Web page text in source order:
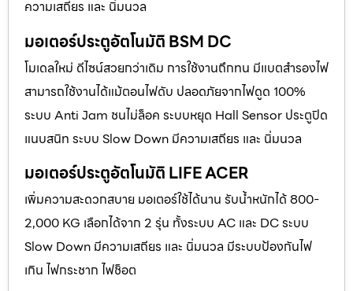
ความเสถียร และ นิ่มนวล
มอเตอร์ประตูอัตโนมัติ BSM DC
โมเดลใหม่ ดีไซน์สวยกว่าเดิม การใช้งานถึกทน มีแบตสำรองไฟ
สามารถใช้งานได้แม้ตอนไฟดับ ปลอดภัยจากไฟดูด 100%
ระบบ Anti Jam ชนไม่ล็อค ระบบหยุด Hall Sensor ประตูปิด
แนบสนิท ระบบ Slow Down มีความเสถียร และ นิ่มนวล
มอเตอร์ประตูอัตโนมัติ LIFE ACER
เพิ่มความสะดวกสบาย มอเตอร์ใช้ได้นาน รับน้ำหนักได้ 800-
2,000 KG เลือกได้จาก 2 รุ่น ทั้งระบบ AC และ DC ระบบ
Slow Down มีความเสถียร และ นิ่มนวล มีระบบป้องกันไฟ
เกิน ไฟกระชาก ไฟช็อต